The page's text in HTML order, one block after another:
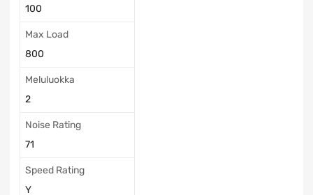
100
Max Load
800
Meluluokka
2
Noise Rating
71
Speed Rating
Y